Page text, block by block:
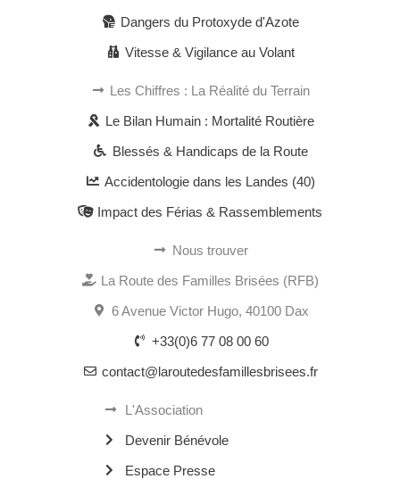
Dangers du Protoxyde d'Azote
Vitesse & Vigilance au Volant
Les Chiffres : La Réalité du Terrain
Le Bilan Humain : Mortalité Routière
Blessés & Handicaps de la Route
Accidentologie dans les Landes (40)
Impact des Férias & Rassemblements
Nous trouver
La Route des Familles Brisées (RFB)
6 Avenue Victor Hugo, 40100 Dax
+33(0)6 77 08 00 60
contact@laroutedesfamillesbrisees.fr
L'Association
Devenir Bénévole
Espace Presse